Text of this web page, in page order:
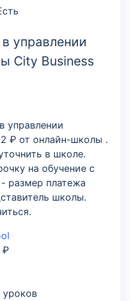
управлении
City Business
управлении
₽ от онлайн-школы .
в школе.
на обучение с
размер платежа
школы.
₽
уроков